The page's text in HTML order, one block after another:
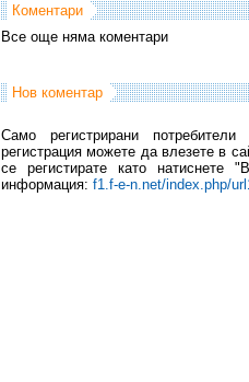
Коментари
Все още няма коментари
Нов коментар
Само регистрирани
регистрация можете да влезете в
се регистирате като натиснете
информация: f1.f-e-n.net/index.php/